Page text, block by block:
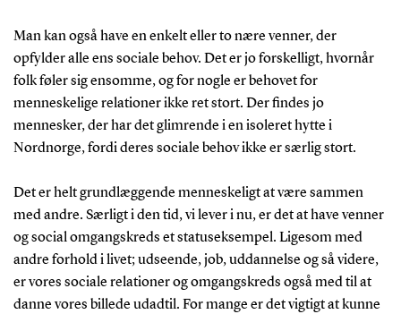
Man kan også have en enkelt eller to nære venner, der
opfylder alle ens sociale behov. Det er jo forskelligt, hvornår
folk føler sig ensomme, og for nogle er behovet for
menneskelige relationer ikke ret stort. Der findes jo
mennesker, der har det glimrende i en isoleret hytte i
Nordnorge, fordi deres sociale behov ikke er særlig stort.
Det er helt grundlæggende menneskeligt at være sammen
med andre. Særligt i den tid, vi lever i nu, er det at have venner
og social omgangskreds et statuseksempel. Ligesom med
andre forhold i livet; udseende, job, uddannelse og så videre,
er vores sociale relationer og omgangskreds også med til at
danne vores billede udadtil. For mange er det vigtigt at kunne